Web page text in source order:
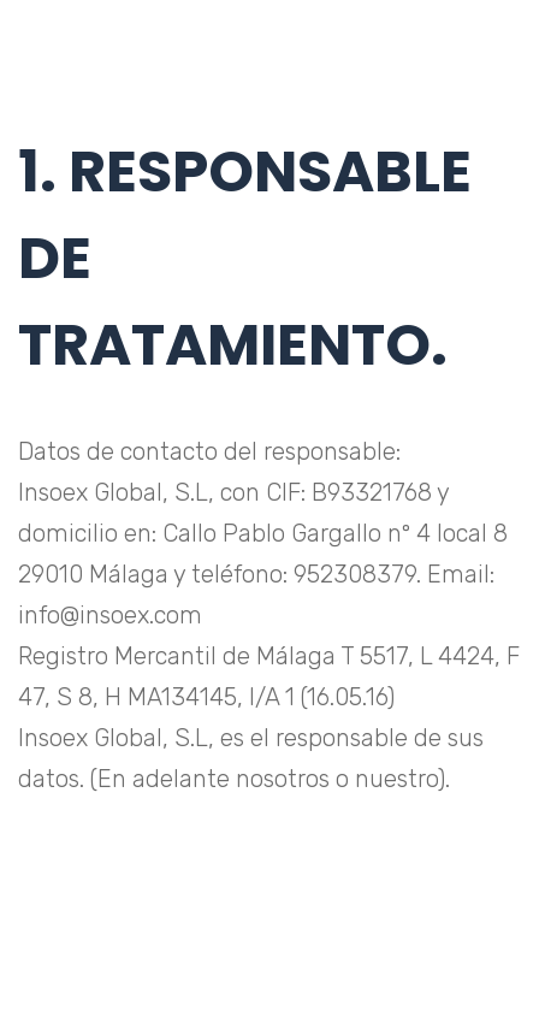
1. RESPONSABLE
DE
TRATAMIENTO.
Datos de contacto del responsable:
Insoex Global, S.L, con CIF: B93321768 y
domicilio en: Callo Pablo Gargallo nº 4 local 8
29010 Málaga y teléfono: 952308379. Email:
info@insoex.com
Registro Mercantil de Málaga T 5517, L 4424, F
47, S 8, H MA134145, I/A 1 (16.05.16)
Insoex Global, S.L, es el responsable de sus
datos. (En adelante nosotros o nuestro).